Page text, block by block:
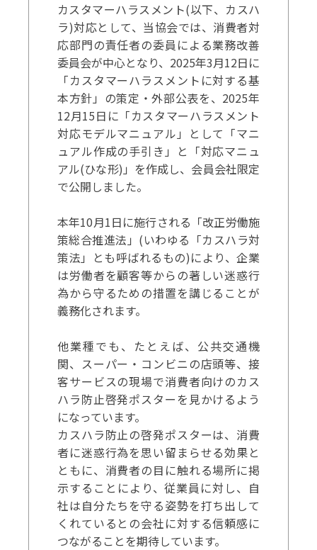
カスタマーハラスメント(以下、カスハ
ラ)対応として、当協会では、消費者対
応部門の責任者の委員による業務改善
委員会が中心となり、2025年3月12日に
「カスタマーハラスメントに対する基
本方針」の策定・外部公表を、2025年
12月15日に「カスタマーハラスメント
対応モデルマニュアル」として「マニ
ュアル作成の手引き」と「対応マニュ
アル(ひな形)」を作成し、会員会社限定
で公開しました。
本年10月1日に施行される「改正労働施
策総合推進法」(いわゆる「カスハラ対
策法」とも呼ばれるもの)により、企業
は労働者を顧客等からの著しい迷惑行
為から守るための措置を講じることが
義務化されます。
他業種でも、たとえば、公共交通機
関、スーパー・コンビニの店頭等、接
客サービスの現場で消費者向けのカス
ハラ防止啓発ポスターを見かけるよう
になっています。
カスハラ防止の啓発ポスターは、消費
者に迷惑行為を思い留まらせる効果と
ともに、消費者の目に触れる場所に掲
示することにより、従業員に対し、自
社は自分たちを守る姿勢を打ち出して
くれているとの会社に対する信頼感に
つながることを期待しています。